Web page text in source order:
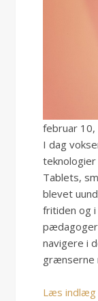
februar 10,
I dag
teknologier
Tablets,
blevet
fritiden og
navigere i
grænserne
Læs indlæg